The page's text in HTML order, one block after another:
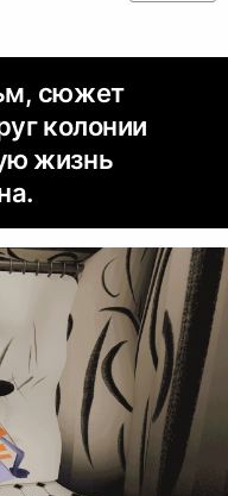
сюжет
колонии
жизнь